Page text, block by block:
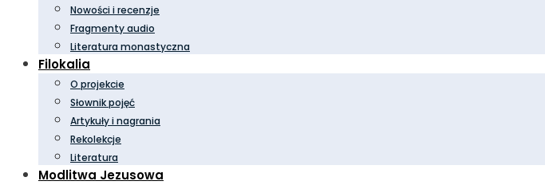
Nowości i recenzje
Fragmenty audio
Literatura monastyczna
Filokalia
O projekcie
Słownik pojęć
Artykuły i nagrania
Rekolekcje
Literatura
Modlitwa Jezusowa